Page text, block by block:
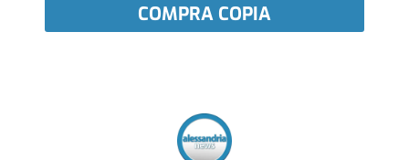
COMPRA COPIA